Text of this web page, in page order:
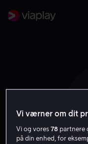
Vi værner om dit
Vi og vores78 partnere
på din enhed, for